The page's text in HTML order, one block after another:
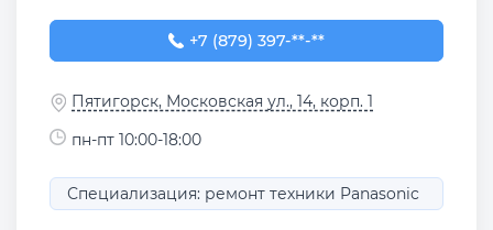
+7 (879) 397-37-28
+7 (879) 397-**-**
Пятигорск, Московская ул., 14, корп. 1
пн-пт 10:00-18:00
Специализация: ремонт техники Panasonic